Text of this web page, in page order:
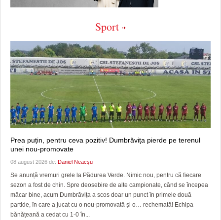
Sport
Prea puțin, pentru ceva pozitiv! Dumbrăvița pierde pe terenul
unei nou-promovate
08 august 2026 de: Daniel Neacșu
Se anunță vremuri grele la Pădurea Verde. Nimic nou, pentru că fiecare
sezon a fost de chin. Spre deosebire de alte campionate, când se începea
măcar bine, acum Dumbrăvița a scos doar un punct în primele două
partide, în care a jucat cu o nou-promovată și o… rechemată! Echipa
bănățeană a cedat cu 1-0 în...